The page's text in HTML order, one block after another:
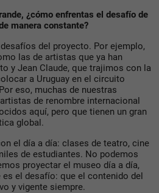
¿cómo enfrentas el desafío de
manera constante?
del proyecto. Por ejemplo,
las de artistas que ya han
y Jean Claude, que trajimos con la
a Uruguay en el circuito
eso, muchas de nuestras
de renombre internacional
aquí, pero que tienen un gran
global.
el día a día: clases de teatro, cine
de estudiantes. No podemos
proyectar el museo día a día,
es el desafío: que el contenido del
y vigente siempre.